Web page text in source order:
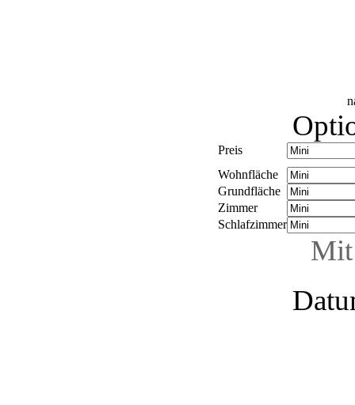
Preis
Wohnfläche
Grundfläche
Zimmer
Schlafzimmer
Mit